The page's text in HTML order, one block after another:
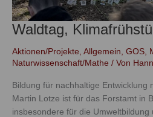
Waldtag,
Aktionen/Projekte, Allgemein, GOS,
Naturwissenschaft/Mathe / Von
Bildung für nachhaltige Entwicklung
Martin Lotze ist für das Forstamt in
insbesondere für die Umweltbildung